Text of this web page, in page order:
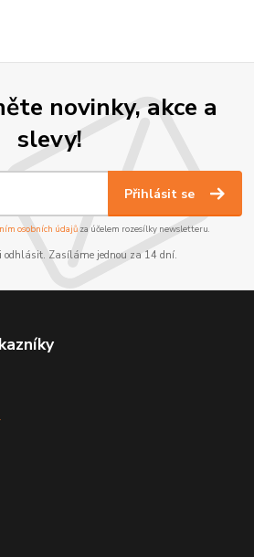
novinky, akce a
slevy!
Přihlásit se
osobních údajůza účelem rozesílky newsletteru.
odhlásit. Zasíláme jednou za 14 dní.